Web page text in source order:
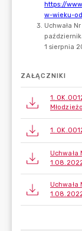
ZAŁĄCZNIKI
1.
1.
Uchwała
Uchwała